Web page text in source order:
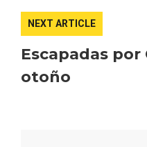
NEXT ARTICLE
Escapadas por
otoño